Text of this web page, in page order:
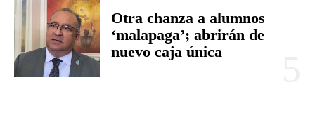
Otra chanza a alumnos
‘malapaga’; abrirán de
nuevo caja única